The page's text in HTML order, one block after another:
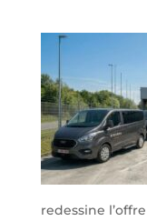
redessine